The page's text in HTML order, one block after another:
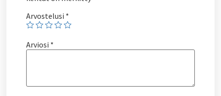
Arvostelusi *
Arviosi *